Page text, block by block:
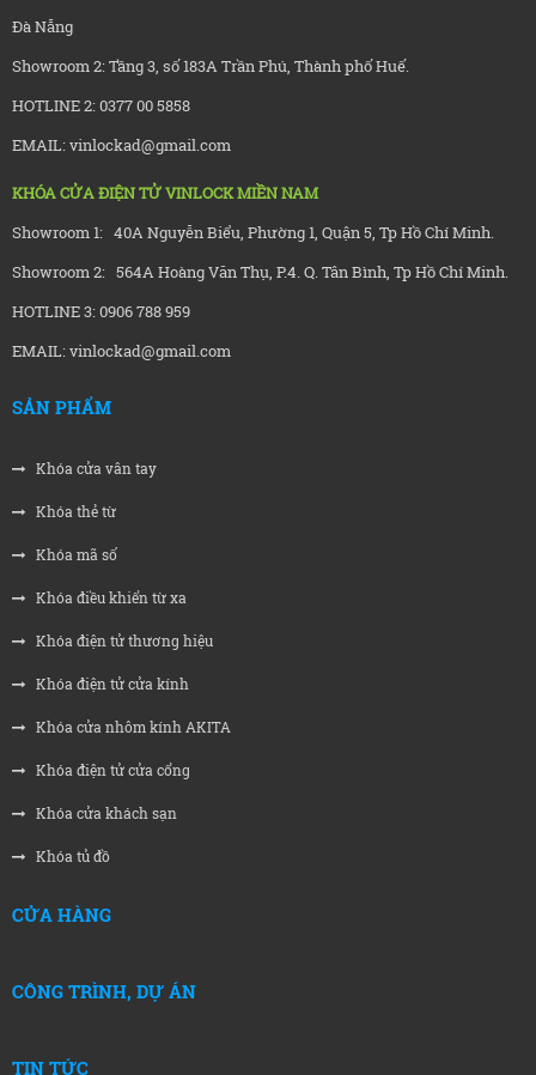
Đà Nẵng
Showroom 2: Tầng 3, số 183A Trần Phú, Thành phố Huế.
HOTLINE 2: 0377 00 5858
EMAIL: vinlockad@gmail.com
KHÓA CỬA ĐIỆN TỬ VINLOCK MIỀN NAM
Showroom 1: 40A Nguyễn Biểu, Phường 1, Quận 5, Tp Hồ Chí Minh.
Showroom 2: 564A Hoàng Văn Thụ, P.4. Q. Tân Bình, Tp Hồ Chí Minh.
HOTLINE 3: 0906 788 959
EMAIL: vinlockad@gmail.com
SẢN PHẨM
Khóa cửa vân tay
Khóa thẻ từ
Khóa mã số
Khóa điều khiển từ xa
Khóa điện tử thương hiệu
Khóa điện tử cửa kính
Khóa cửa nhôm kính AKITA
Khóa điện tử cửa cổng
Khóa cửa khách sạn
Khóa tủ đồ
CỬA HÀNG
CÔNG TRÌNH, DỰ ÁN
TIN TỨC